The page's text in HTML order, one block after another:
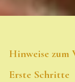
Hinweise zum
Erste Schritte